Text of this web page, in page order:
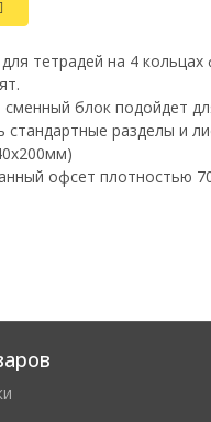
тетрадей на 4
блок подойдет
стандартные разделы и
офсет плотностью